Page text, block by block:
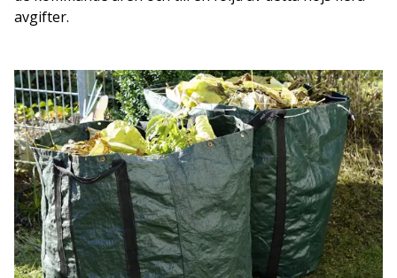
avgifter.